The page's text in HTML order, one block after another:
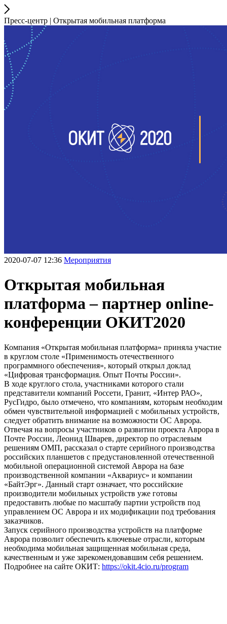
Пресс-центр | Открытая мобильная платформа
2020-07-07 12:36 Мероприятия
Открытая мобильная
платформа – партнер online-
конференции ОКИТ2020
Компания «Открытая мобильная платформа» приняла участие
в круглом столе «Применимость отечественного
программного обеспечения», который открыл доклад
«Цифровая трансформация. Опыт Почты России».
В ходе круглого стола, участниками которого стали
представители компаний Россети, Гранит, «Интер РАО»,
РусГидро, было отмечено, что компаниям, которым необходим
обмен чувствительной информацией с мобильных устройств,
следует обратить внимание на возможности ОС Аврора.
Отвечая на вопросы участников о развитии проекта Аврора в
Почте России, Леонид Шварев, директор по отраслевым
решениям ОМП, рассказал о старте серийного производства
российских планшетов с предустановленной отечественной
мобильной операционной системой Аврора на базе
производственной компании «Аквариус» и компании
«БайтЭрг». Данный старт означает, что российские
производители мобильных устройств уже готовы
предоставить любые по масштабу партии устройств под
управлением ОС Аврора и их модификации под требования
заказчиков.
Запуск серийного производства устройств на платформе
Аврора позволит обеспечить ключевые отрасли, которым
необходима мобильная защищенная мобильная среда,
качественным и уже зарекомендовавшим себя решением.
Подробнее на сайте ОКИТ: https://okit.4cio.ru/program